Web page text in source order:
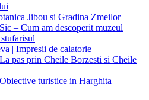
Jibou si Gradina Zmeilor
– Cum am descoperit muzeul
| Impresii de calatorie
pas prin Cheile Borzesti si Cheile
turistice in Harghita